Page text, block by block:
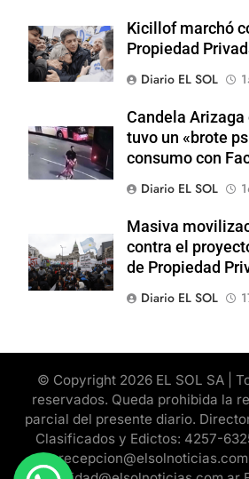
Kicillof marchó
Propiedad
Diario EL SOL
Candela
tuvo un «brote
consumo con
Diario EL SOL
Masiva
contra el
de Propiedad
Diario EL SOL
© Copyright 2026 EL SOL SA |
reservados. Queda prohibida la
parcial del presente diario.
Clasificados y Edictos: 4257-